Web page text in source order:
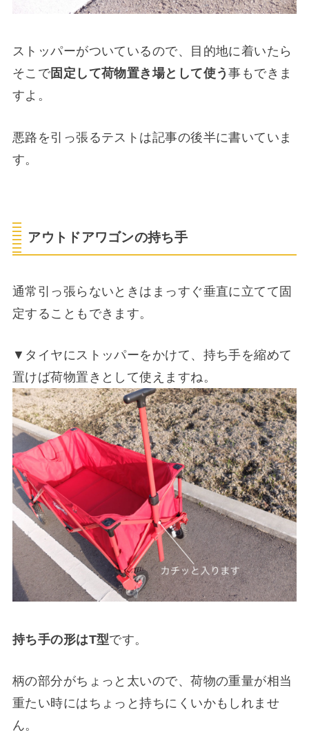
ストッパーがついているので、目的地に着いたら
そこで固定して荷物置き場として使う事もできま
すよ。
悪路を引っ張るテストは記事の後半に書いていま
す。
アウトドアワゴンの持ち手
通常引っ張らないときはまっすぐ垂直に立てて固
定することもできます。
▼タイヤにストッパーをかけて、持ち手を縮めて
置けば荷物置きとして使えますね。
持ち手の形はT型です。
柄の部分がちょっと太いので、荷物の重量が相当
重たい時にはちょっと持ちにくいかもしれませ
ん。